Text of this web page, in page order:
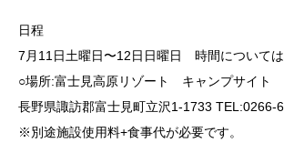
日程
7月11日土曜日〜12日日曜日 時間について
○場所:富士見高原リゾート
キャンプサイト
長野県諏訪郡富士見町立沢1-1733 TEL:0266-
※別途施設使用料+食事代が必要です。